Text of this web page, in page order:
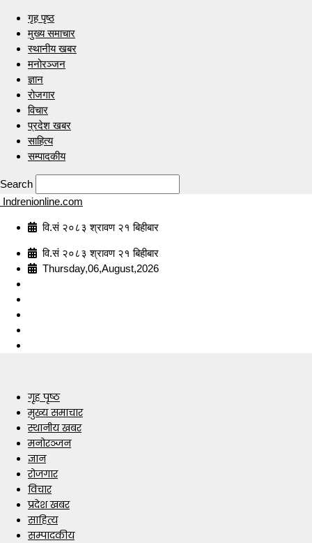
गृह पृष्ठ
मुख्य समाचार
स्थानीय खबर
मनोरञ्जन
ज्ञान
रोजगार
विचार
प्रदेश खबर
साहित्य
सम्पादकीय
Search
Indrenionline.com
वि.सं २०८३ श्रावण २१ बिहीबार
वि.सं २०८३ श्रावण २१ बिहीबार
Thursday,06,August,2026
गृह पृष्ठ
मुख्य समाचार
स्थानीय खबर
मनोरञ्जन
ज्ञान
रोजगार
विचार
प्रदेश खबर
साहित्य
सम्पादकीय